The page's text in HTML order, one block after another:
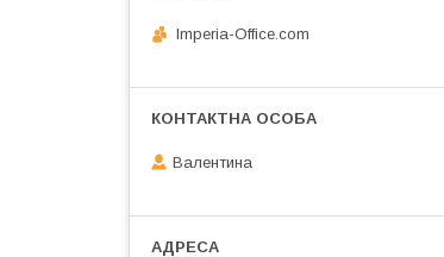
Imperia-Office.com
Валентина